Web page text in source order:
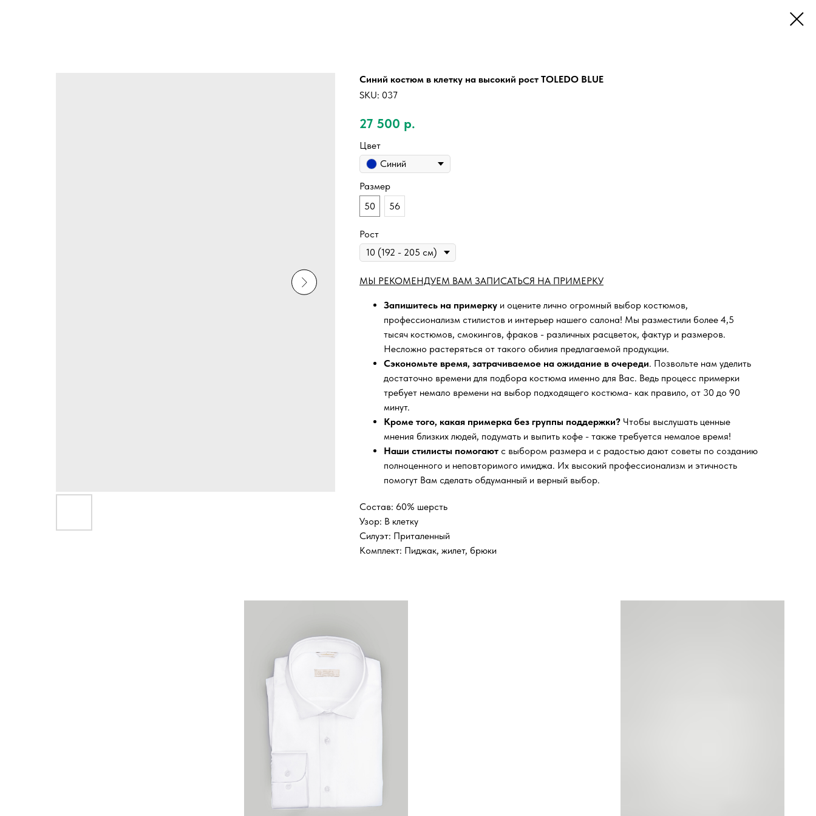
Cиний костюм в клетку на высокий рост TOLEDO BLUE
SKU: 037
27 500 р.
Цвет
Синий
Размер
50
56
Рост
МЫ РЕКОМЕНДУЕМ ВАМ ЗАПИСАТЬСЯ НА ПРИМЕРКУ
Запишитесь на примерку и оцените лично огромный выбор костюмов,
профессионализм стилистов и интерьер нашего салона! Мы разместили более 4,5
тысяч костюмов, смокингов, фраков - различных расцветок, фактур и размеров.
Несложно растеряться от такого обилия предлагаемой продукции.
Сэкономьте время, затрачиваемое на ожидание в очереди. Позвольте нам уделить
достаточно времени для подбора костюма именно для Вас. Ведь процесс примерки
требует немало времени на выбор подходящего костюма- как правило, от 30 до 90
минут.
Кроме того, какая примерка без группы поддержки? Чтобы выслушать ценные
мнения близких людей, подумать и выпить кофе - также требуется немалое время!
Наши стилисты помогают с выбором размера и с радостью дают советы по созданию
полноценного и неповторимого имиджа. Их высокий профессионализм и этичность
помогут Вам сделать обдуманный и верный выбор.
Состав: 60% шерсть
Узор: В клетку
Силуэт: Приталенный
Комплект: Пиджак, жилет, брюки